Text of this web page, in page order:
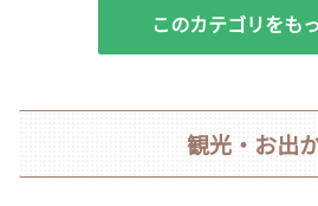
このカテゴリをも
観光・お出